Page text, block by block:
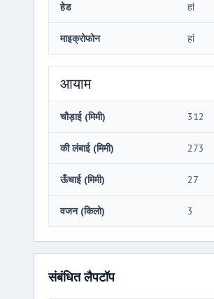
हेड हां
माइक्रोफोन हां
आयाम
चौड़ाई (मिमी) 312
की लंबाई (मिमी) 273
ऊँचाई (मिमी) 27
वजन (किलो) 3
संबंधित लैपटॉप